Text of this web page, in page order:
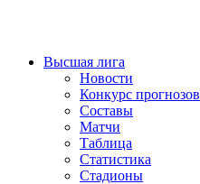
Высшая лига
Новости
Конкурс прогнозов
Составы
Матчи
Таблица
Статистика
Стадионы